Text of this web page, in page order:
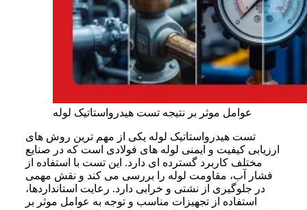
عوامل موثر بر نتیجه تست هیدرواستاتیک لوله
تست هیدرواستاتیک لوله یکی از مهم ترین روش های
ارزیابی کیفیت و ایمنی لوله های فولادی است که در صنایع
مختلف کاربرد گسترده ای دارد. این تست با استفاده از
فشار آب، مقاومت لوله را بررسی می کند و نقش مهمی
در جلوگیری از نشتی و خرابی دارد. رعایت استانداردها،
استفاده از تجهیزات مناسب و توجه به عوامل موثر بر